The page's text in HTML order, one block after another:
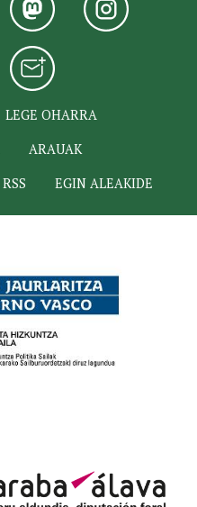
LEGE OHARRA
ARAUAK
RSS EGIN ALEAKIDE